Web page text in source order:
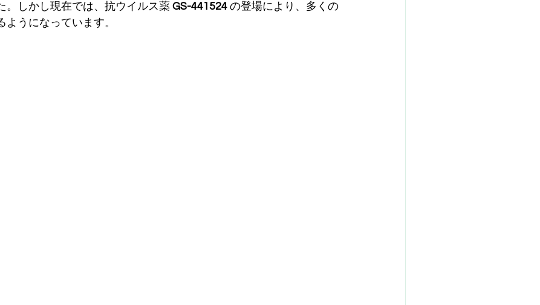
。しかし現在では、抗ウイルス薬 GS-441524 の登場により、多くの
うになっています。